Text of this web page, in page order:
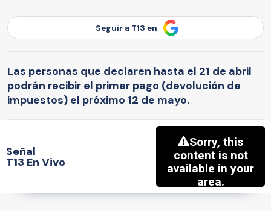
Seguir a T13 en
Las personas que declaren hasta el 21 de abril
podrán recibir el primer pago (devolución de
impuestos) el próximo 12 de mayo.
Señal
T13 En Vivo